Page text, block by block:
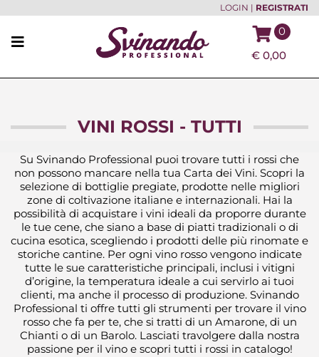
LOGIN | REGISTRATI
0
€ 0,00
VINI ROSSI - TUTTI
Su Svinando Professional puoi trovare tutti i rossi che
non possono mancare nella tua Carta dei Vini. Scopri la
selezione di bottiglie pregiate, prodotte nelle migliori
zone di coltivazione italiane e internazionali. Hai la
possibilità di acquistare i vini ideali da proporre durante
le tue cene, che siano a base di piatti tradizionali o di
cucina esotica, scegliendo i prodotti delle più rinomate e
storiche cantine. Per ogni vino rosso vengono indicate
tutte le sue caratteristiche principali, inclusi i vitigni
d’origine, la temperatura ideale a cui servirlo ai tuoi
clienti, ma anche il processo di produzione. Svinando
Professional ti offre tutti gli strumenti per trovare il vino
rosso che fa per te, che si tratti di un Amarone, di un
Chianti o di un Barolo. Lasciati travolgere dalla nostra
passione per il vino e scopri tutti i rossi in catalogo!